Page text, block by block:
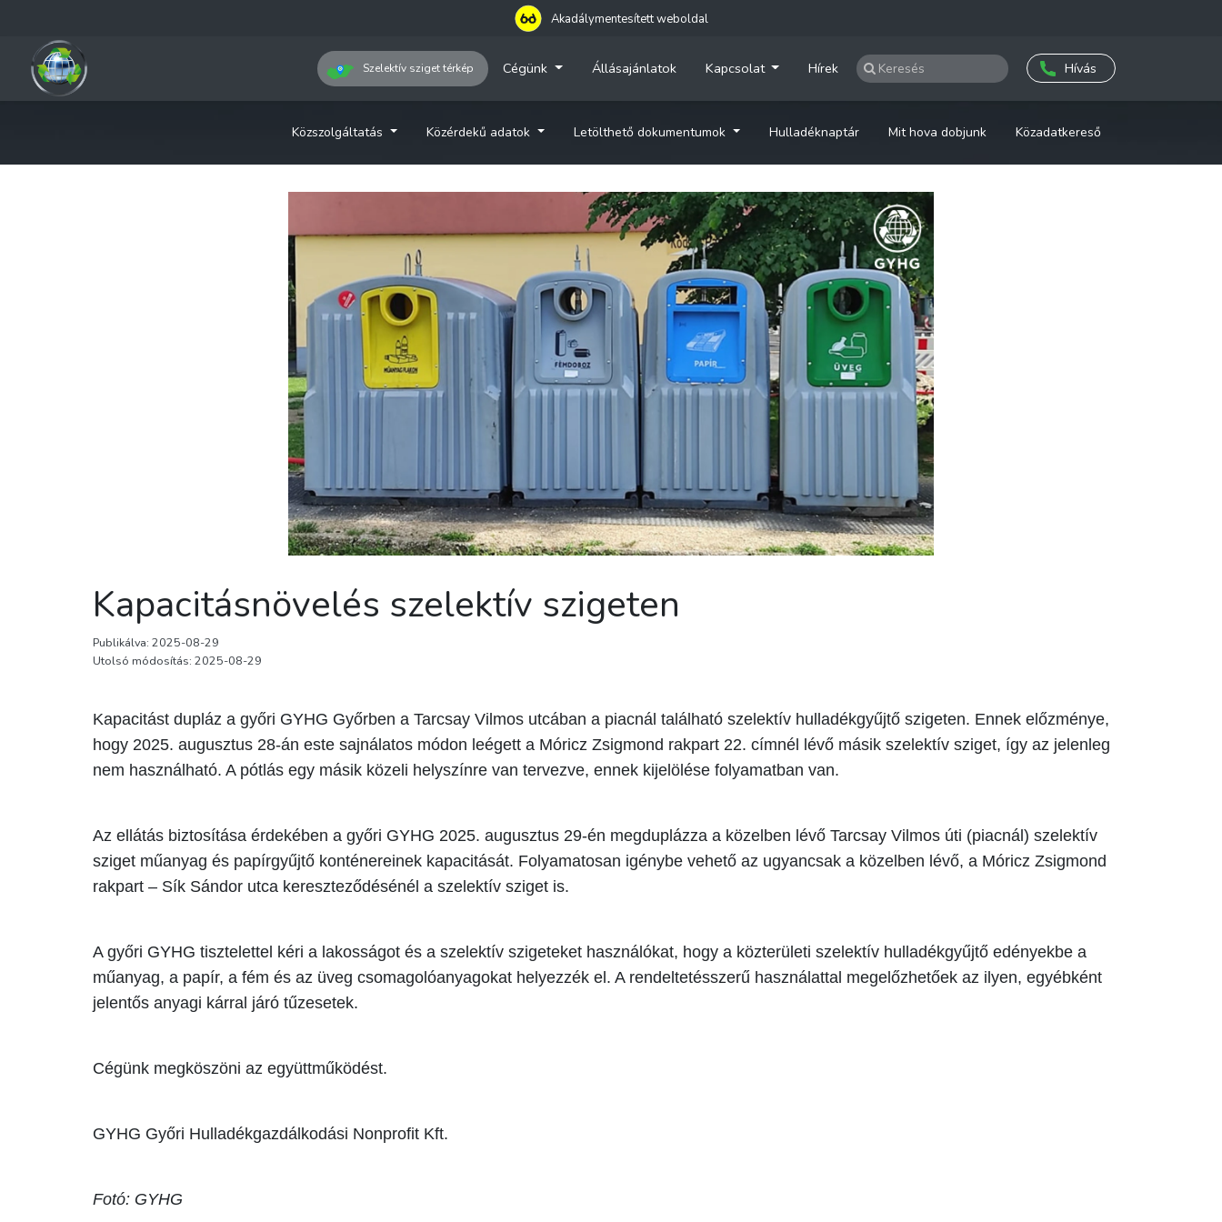
Akadálymentesített weboldal
Szelektív sziget térkép Cégünk Állásajánlatok Kapcsolat Hírek Hívás
Közszolgáltatás Közérdekű adatok Letölthető dokumentumok Hulladéknaptár Mit hova dobjunk Közadatkereső
Kapacitásnövelés szelektív szigeten
Publikálva: 2025-08-29
Utolsó módosítás: 2025-08-29
Kapacitást dupláz a győri GYHG Győrben a Tarcsay Vilmos utcában a piacnál található szelektív hulladékgyűjtő szigeten. Ennek előzménye,
hogy 2025. augusztus 28-án este sajnálatos módon leégett a Móricz Zsigmond rakpart 22. címnél lévő másik szelektív sziget, így az jelenleg
nem használható. A pótlás egy másik közeli helyszínre van tervezve, ennek kijelölése folyamatban van.
Az ellátás biztosítása érdekében a győri GYHG 2025. augusztus 29-én megduplázza a közelben lévő Tarcsay Vilmos úti (piacnál) szelektív
sziget műanyag és papírgyűjtő konténereinek kapacitását. Folyamatosan igénybe vehető az ugyancsak a közelben lévő, a Móricz Zsigmond
rakpart – Sík Sándor utca kereszteződésénél a szelektív sziget is.
A győri GYHG tisztelettel kéri a lakosságot és a szelektív szigeteket használókat, hogy a közterületi szelektív hulladékgyűjtő edényekbe a
műanyag, a papír, a fém és az üveg csomagolóanyagokat helyezzék el. A rendeltetésszerű használattal megelőzhetőek az ilyen, egyébként
jelentős anyagi kárral járó tűzesetek.
Cégünk megköszöni az együttműködést.
GYHG Győri Hulladékgazdálkodási Nonprofit Kft.
Fotó: GYHG